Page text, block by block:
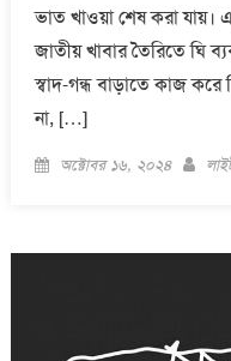
ভাত খাওয়া শেষ করা যায়। এ
জাতীয় খাবার তৈরিতে ঘি
স্বাদ-গন্ধ বাড়াতে কাজ করে
না, […]
Posted
অক্টোবর ১৬, ২০২৪